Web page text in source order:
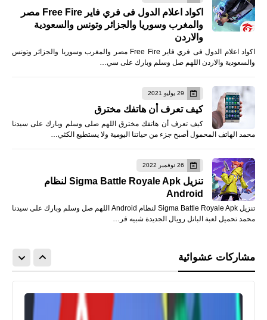
اكواد اعلام الدول فى فري فاير Free Fire مصر
والمغرب وسوريا والجزائر وتونس والسعودية
والاردن
اكواد اعلام الدول فى فري فاير Free Fire مصر والمغرب وسوريا والجزائر وتونس
والسعودية والاردن اللهم صل وسلم وبارك على سي…
29 يوليو 2021
كيف تعرف أن هاتفك مخترق
كيف تعرف أن هاتفك مخترق اللهم صلى وسلم وبارك على سيدنا
محمد الهاتف المحمول أصبح جزء من حياتنا اليومية ولا يستطيع الكثي…
26 نوفمبر 2022
تنزيل Sigma Battle Royale Apk لنظام
Android
تنزيل Sigma Battle Royale Apk لنظام Android اللهم صل وسلم وبارك على سيدنا
محمد تحميل لعبة الباتل رويال الجديدة شبيه فر…
مشاركات عشوائية